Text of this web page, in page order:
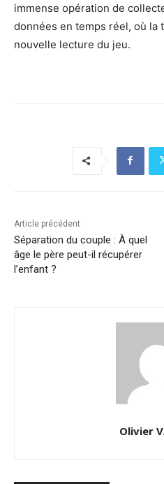
immense opération de
données en temps réel, où la
nouvelle lecture du jeu.
Article précédent
Séparation du couple : À quel
âge le père peut-il récupérer
l’enfant ?
Olivier